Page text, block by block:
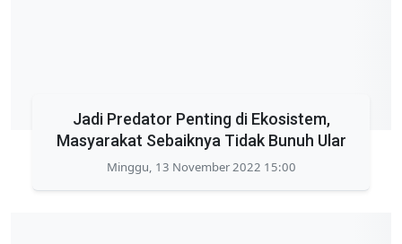
Jadi Predator Penting di Ekosistem,
Masyarakat Sebaiknya Tidak Bunuh Ular
Minggu, 13 November 2022 15:00